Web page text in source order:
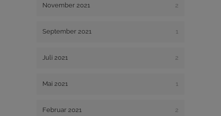
November 2021 2
September 2021 1
Juli 2021 2
Mai 2021 1
Februar 2021 2